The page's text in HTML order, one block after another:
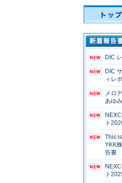
DIC
DIC
ィレ
メロ
あゆ
ト
This
YKK
告書
ト